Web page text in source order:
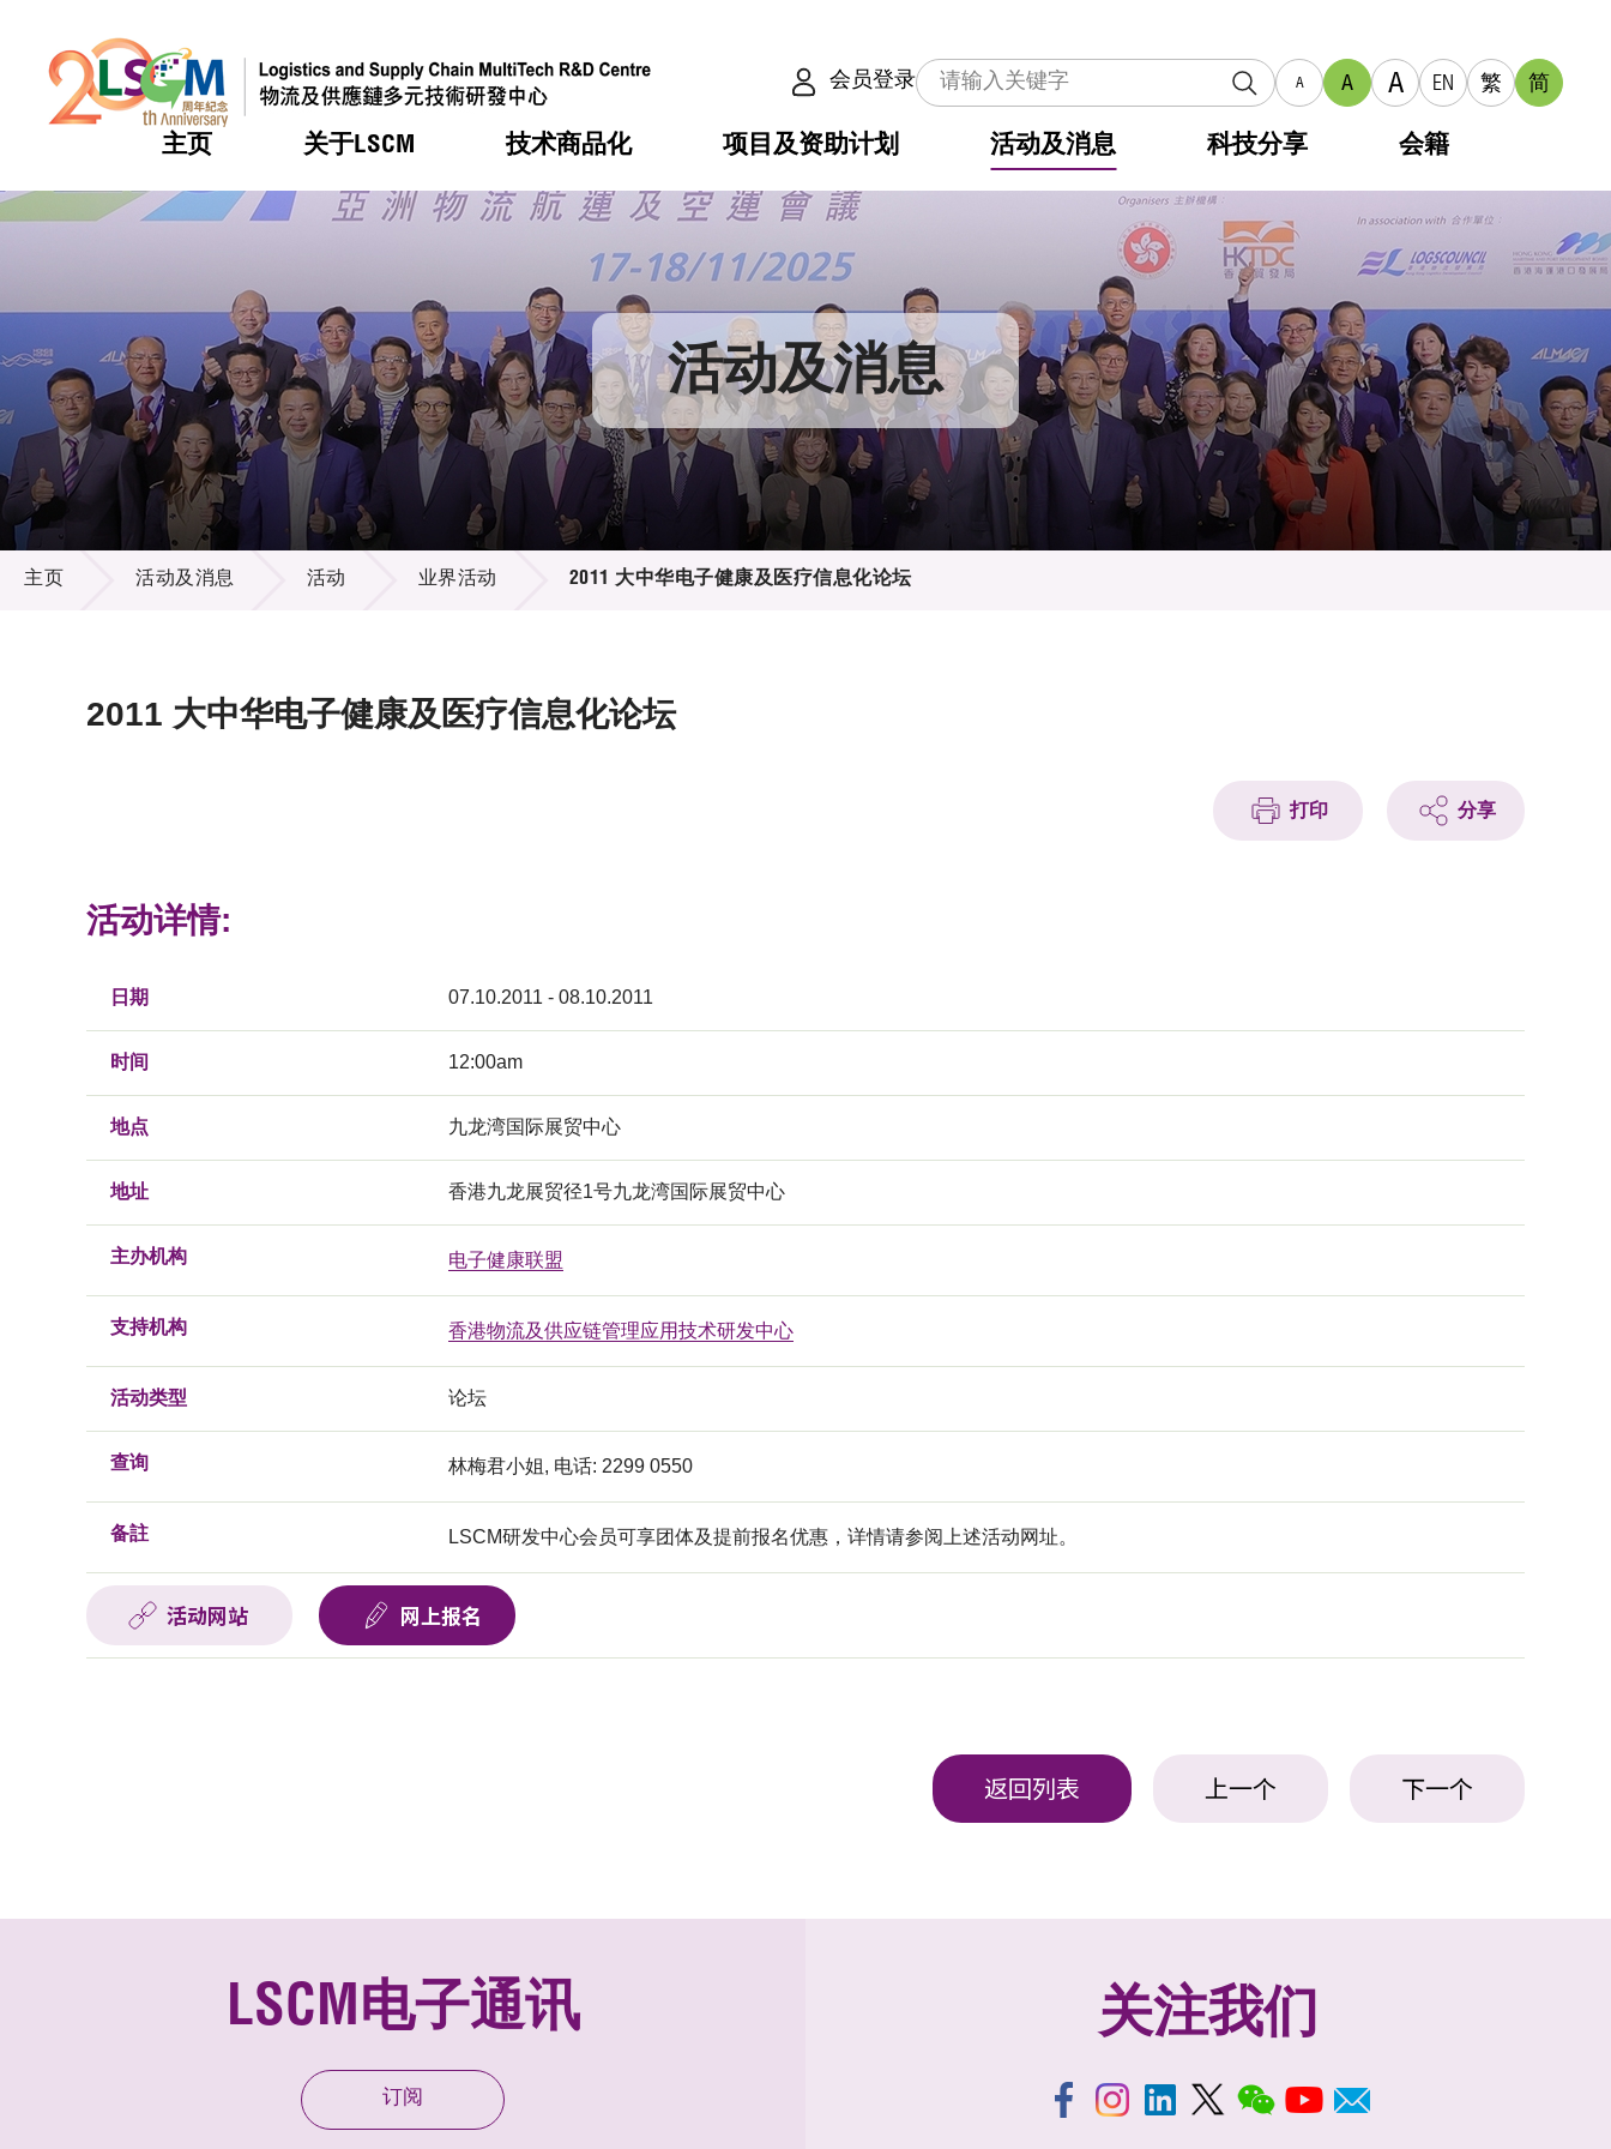
会员登录 A A A EN 繁 简
主页 关于LSCM
热门 机构简介
组织架构
组织架构
董事局
研究顾问
招标通告
技术商品化
热门 服务
可获授权之技术
应用于公共服务之创新技术
重点项目
项目及资助计划
热门 合作计划
资助计划
资助计划
税务优惠
申请
评审
征求研发项目计划书
项目资料库
活动及消息
热门 活动
奖项
新闻中心
媒体报导
新闻稿
资讯中心
多媒体
出版刊物
科技分享 会籍
热门 会籍及服务
会员列表
会员登入 活动及消息
活动及消息
主页 活动及消息 活动 业界活动 2011 大中华电子健康及医疗信息化论坛
2011 大中华电子健康及医疗信息化论坛
打印 分享
活动详情:
日期 07.10.2011 - 08.10.2011
时间 12:00am
地点 九龙湾国际展贸中心
地址 香港九龙展贸径1号九龙湾国际展贸中心
主办机构 电子健康联盟
支持机构 香港物流及供应链管理应用技术研发中心
活动类型 论坛
查询 林梅君小姐, 电话: 2299 0550
备註 LSCM研发中心会员可享团体及提前报名优惠，详情请参阅上述活动网址。
活动网站 网上报名
返回列表 上一个 下一个
LSCM电子通讯
订阅
关注我们